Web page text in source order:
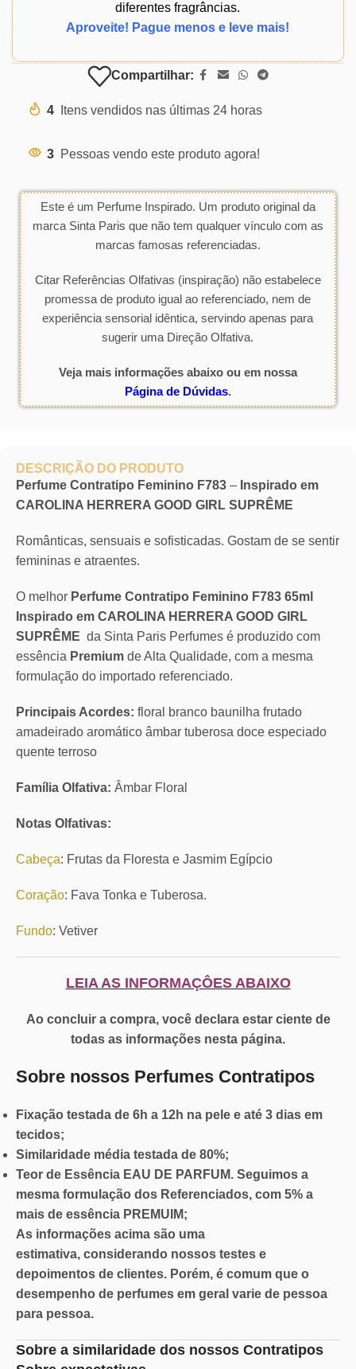
diferentes fragrâncias.
Aproveite! Pague menos e leve mais!
Compartilhar:
4 Itens vendidos nas últimas 24 horas
3 Pessoas vendo este produto agora!
Este é um Perfume Inspirado. Um produto original da
marca Sinta Paris que não tem qualquer vínculo com as
marcas famosas referenciadas.
Citar Referências Olfativas (inspiração) não estabelece
promessa de produto igual ao referenciado, nem de
experiência sensorial idêntica, servindo apenas para
sugerir uma Direção Olfativa.
Veja mais informações abaixo ou em nossa
Página de Dúvidas.
DESCRIÇÃO DO PRODUTO
Perfume Contratipo Feminino F783 – Inspirado em
CAROLINA HERRERA GOOD GIRL SUPRÊME
Românticas, sensuais e sofisticadas. Gostam de se sentir
femininas e atraentes.
O melhor Perfume Contratipo Feminino F783 65ml
Inspirado em CAROLINA HERRERA GOOD GIRL
SUPRÊME da Sinta Paris Perfumes é produzido com
essência Premium de Alta Qualidade, com a mesma
formulação do importado referenciado.
Principais Acordes: floral branco baunilha frutado
amadeirado aromático âmbar tuberosa doce especiado
quente terroso
Família Olfativa: Âmbar Floral
Notas Olfativas:
Cabeça: Frutas da Floresta e Jasmim Egípcio
Coração: Fava Tonka e Tuberosa.
Fundo: Vetiver
LEIA AS INFORMAÇÔES ABAIXO
Ao concluir a compra, você declara estar ciente de
todas as informações nesta página.
Sobre nossos Perfumes Contratipos
Fixação testada de 6h a 12h na pele e até 3 dias em
tecidos;
Similaridade média testada de 80%;
Teor de Essência EAU DE PARFUM. Seguimos a
mesma formulação dos Referenciados, com 5% a
mais de essência PREMUIM;
As informações acima são uma
estimativa, considerando nossos testes e
depoimentos de clientes. Porém, é comum que o
desempenho de perfumes em geral varie de pessoa
para pessoa.
Sobre a similaridade dos nossos Contratipos